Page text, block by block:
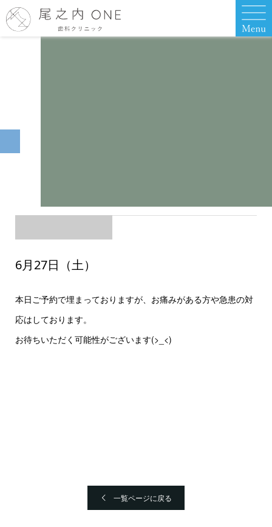
6月27日（土）
本日ご予約で埋まっておりますが、お痛みがある方や急患の対
応はしております。
お待ちいただく可能性がございます(>_<)
一覧ページに戻る